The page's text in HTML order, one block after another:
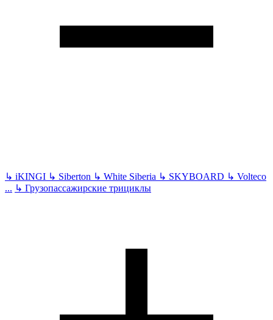
↳ iKINGI ↳ Siberton ↳ White Siberia ↳ SKYBOARD ↳ Volteco
... ↳ Грузопассажирские трициклы